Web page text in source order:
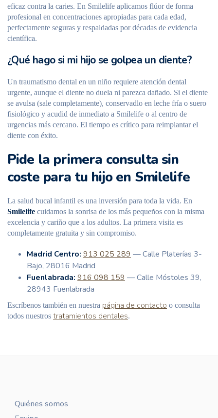
eficaz contra la caries. En Smilelife aplicamos flúor de forma
profesional en concentraciones apropiadas para cada edad,
perfectamente seguras y respaldadas por décadas de evidencia
científica.
¿Qué hago si mi hijo se golpea un diente?
Un traumatismo dental en un niño requiere atención dental
urgente, aunque el diente no duela ni parezca dañado. Si el diente
se avulsa (sale completamente), conservadlo en leche fría o suero
fisiológico y acudid de inmediato a Smilelife o al centro de
urgencias más cercano. El tiempo es crítico para reimplantar el
diente con éxito.
Pide la primera consulta sin
coste para tu hijo en Smilelife
La salud bucal infantil es una inversión para toda la vida. En
Smilelife cuidamos la sonrisa de los más pequeños con la misma
excelencia y cariño que a los adultos. La primera visita es
completamente gratuita y sin compromiso.
Madrid Centro: 913 025 289 — Calle Platerías 3-
Bajo, 28016 Madrid
Fuenlabrada: 916 098 159 — Calle Móstoles 39,
28943 Fuenlabrada
Escríbenos también en nuestra página de contacto o consulta
todos nuestros tratamientos dentales.
Quiénes somos